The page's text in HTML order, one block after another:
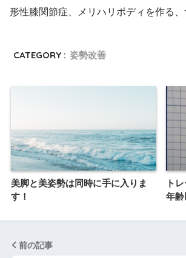
形性膝関節症、メリハリボディを作る
CATEGORY : 姿勢改善
美脚と美姿勢は同時に手に入りま
す！
ト
年齢
前の記事